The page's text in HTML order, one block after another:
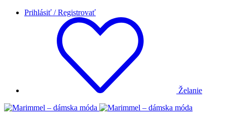
Prihlásiť / Registrovať
Želanie